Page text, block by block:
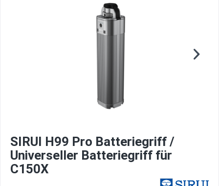
SIRUI H99 Pro Batteriegriff /
Universeller Batteriegriff für
C150X